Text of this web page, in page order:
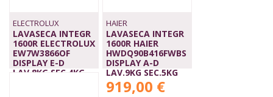
ELECTROLUX
LAVASECA INTEGR
1600R ELECTROLUX
EW7W3866OF
DISPLAY E-D
LAV.8KG SEC.4KG
HAIER
LAVASECA INTEGR
1600R HAIER
HWDQ90B416FWBS
DISPLAY A-D
LAV.9KG SEC.5KG
919,00 €